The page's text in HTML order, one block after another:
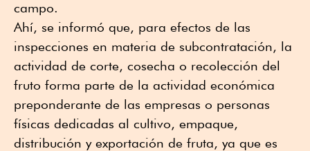
campo.
Ahí, se informó que, para efectos de las
inspecciones en materia de subcontratación, la
actividad de corte, cosecha o recolección del
fruto forma parte de la actividad económica
preponderante de las empresas o personas
físicas dedicadas al cultivo, empaque,
distribución y exportación de fruta, ya que es